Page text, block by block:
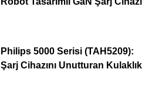
Philips 5000 Serisi (TAH5209):
Şarj Cihazını Unutturan Kulaklık